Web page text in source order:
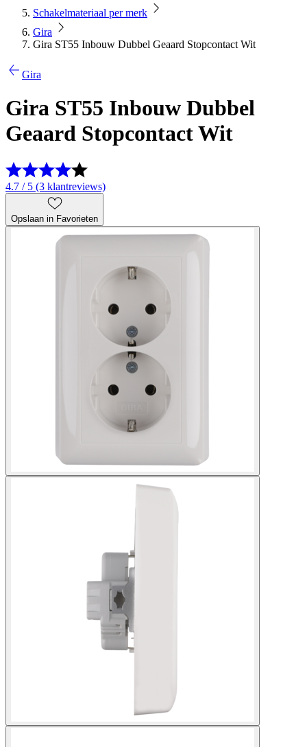
Schakelmateriaal per merk
Gira
Gira ST55 Inbouw Dubbel Geaard Stopcontact Wit
Gira
Gira ST55 Inbouw Dubbel
Geaard Stopcontact Wit
4.7 / 5 (3 klantreviews)
Opslaan in Favorieten